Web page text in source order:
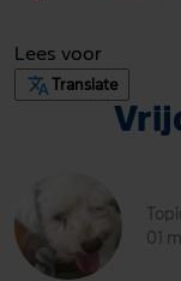
Lees voor
Translate
01